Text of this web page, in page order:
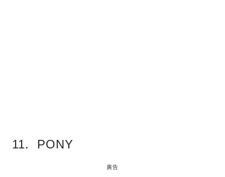
11. PONY
廣告